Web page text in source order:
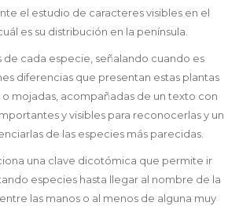
el estudio de caracteres visibles en el
es su distribución en la península.
de cada especie, señalando cuando es
diferencias que presentan estas plantas
o mojadas, acompañadas de un texto con
y visibles para reconocerlas y un
de las especies más parecidas.
una clave dicotómica que permite ir
especies hasta llegar al nombre de la
las manos o al menos de alguna muy